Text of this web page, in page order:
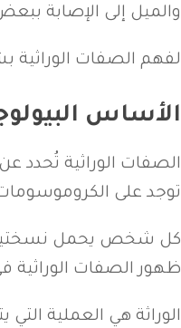
والميل إلى الإصابة
لفهم الصفات الوراثية
الأساس
توجد على
كل شخص يحمل نسختين
ظهور الصفات الوراثية
الوراثة هي العملية